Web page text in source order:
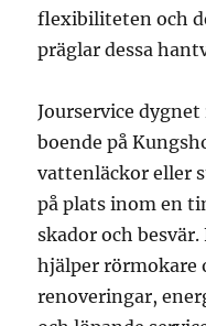
flexibiliteten och
präglar dessa
Jourservice
boende på
vattenläckor eller
på plats inom en
skador och
hjälper rörmokare
renoveringar,